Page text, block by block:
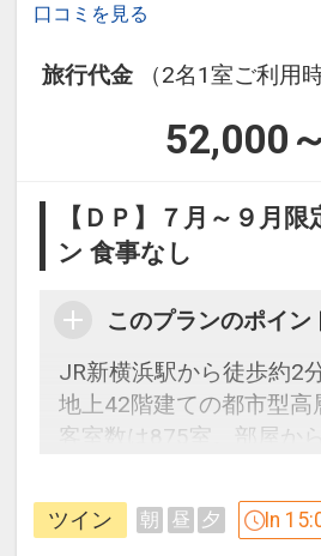
口コミを見る
旅行代金
（2名1室ご利用
52,000
【ＤＰ】７月～９月
ン 食事なし
このプランのポイン
JR新横浜駅から徒歩約2分
地上42階建ての都市型高
客室数は875室。部屋か
ショッピングセンターを
リーナも徒歩圏です。
ツイン 朝 昼 夕 In